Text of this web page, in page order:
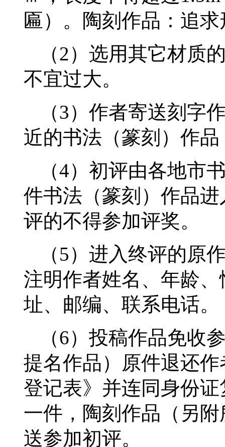
匾）。陶刻作品：追
（2）选用其它材质
不宜过大。
（3）作者寄送刻字
近的书法（篆刻）作
（4）初评由各地市
件书法（篆刻）作品
评的不得参加评奖。
（5）进入终评的原
注明作者姓名、年龄
址、邮编、联系电话。
（6）投稿作品免收
提名作品）原件退还
登记表》并连同身份
一件，陶刻作品（另
送参加初评。